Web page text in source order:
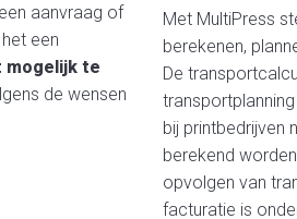
aanvraag of
een
mogelijk te
de wensen
Met MultiPress
berekenen,
De
bij printbedrijven
berekend
opvolgen van
facturatie is